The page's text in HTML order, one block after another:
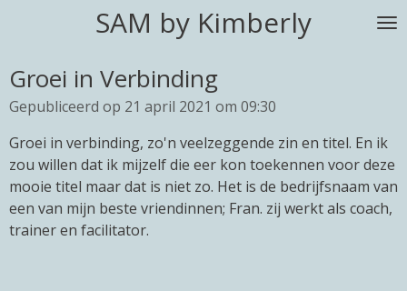
de
hoofdinhoud
SAM by Kimberly
Groei in Verbinding
Gepubliceerd op 21 april 2021 om 09:30
Groei in verbinding, zo'n veelzeggende zin en titel. En ik
zou willen dat ik mijzelf die eer kon toekennen voor deze
mooie titel maar dat is niet zo. Het is de bedrijfsnaam van
een van mijn beste vriendinnen; Fran. zij werkt als coach,
trainer en facilitator.